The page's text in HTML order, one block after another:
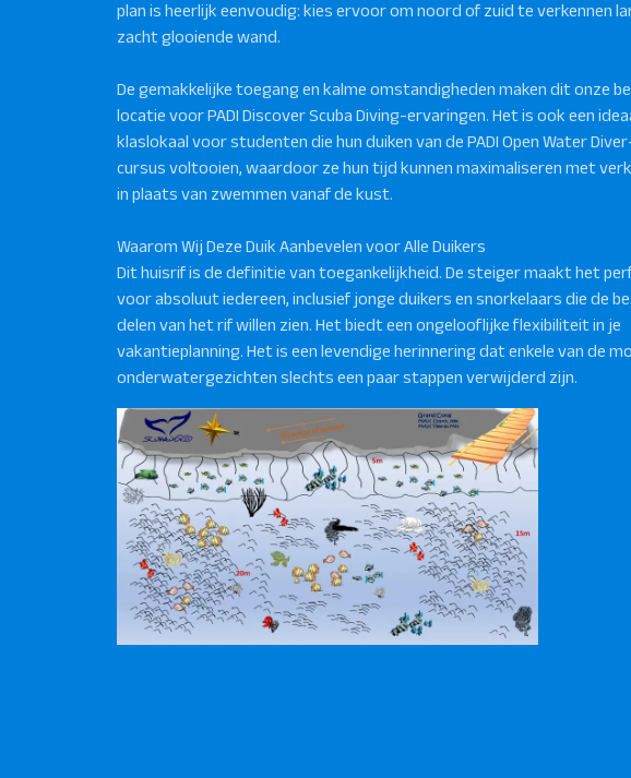
plan is heerlijk eenvoudig: kies ervoor om noord of zuid te verkennen
zacht glooiende wand.
De gemakkelijke toegang en kalme omstandigheden maken dit onze
locatie voor PADI Discover Scuba Diving-ervaringen. Het is ook een
klaslokaal voor studenten die hun duiken van de PADI Open Water
cursus voltooien, waardoor ze hun tijd kunnen maximaliseren met
in plaats van zwemmen vanaf de kust.
Waarom Wij Deze Duik Aanbevelen voor Alle Duikers
Dit huisrif is de definitie van toegankelijkheid. De steiger maakt het
voor absoluut iedereen, inclusief jonge duikers en snorkelaars die de
delen van het rif willen zien. Het biedt een ongelooflijke flexibiliteit in je
vakantieplanning. Het is een levendige herinnering dat enkele van de
onderwatergezichten slechts een paar stappen verwijderd zijn.